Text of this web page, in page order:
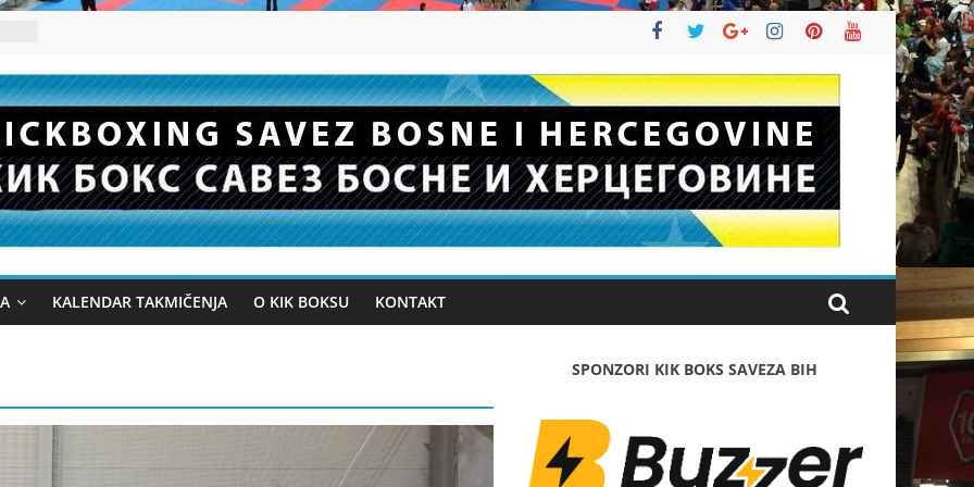
KALENDAR TAKMIČENJA O KIK BOKSU KONTAKT
SPONZORI KIK BOKS SAVEZA BIH